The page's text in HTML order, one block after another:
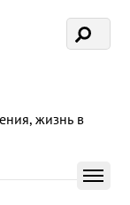
жизнь в